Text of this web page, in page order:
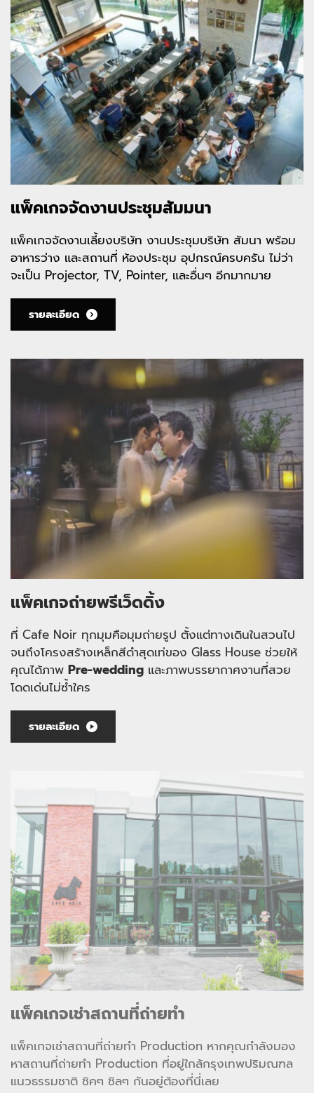
แพ็คเกจจัดงานประชุมสัมมนา
แพ็คเกจจัดงานเลี้ยงบริษัท งานประชุมบริษัท สัมนา พร้อม
อาหารว่าง และสถานที่ ห้องประชุม อุปกรณ์ครบครัน ไม่ว่า
จะเป็น Projector, TV, Pointer, และอื่นๆ อีกมากมาย
รายละเอียด
แพ็คเกจถ่ายพรีเว็ดดิ้ง
ที่ Cafe Noir ทุกมุมคือมุมถ่ายรูป ตั้งแต่ทางเดินในสวนไป
จนถึงโครงสร้างเหล็กสีดำสุดเท่ของ Glass House ช่วยให้
คุณได้ภาพ Pre-wedding และภาพบรรยากาศงานที่สวย
โดดเด่นไม่ซ้ำใคร
รายละเอียด
แพ็คเกจเช่าสถานที่ถ่ายทำ
แพ็คเกจเช่าสถานที่ถ่ายทำ Production หากคุณกำลังมอง
หาสถานที่ถ่ายทำ Production ที่อยู่ใกล้กรุงเทพปริมณฑล
แนวธรรมชาติ ชิคๆ ชิลๆ กันอยู่ต้องที่นี่เลย